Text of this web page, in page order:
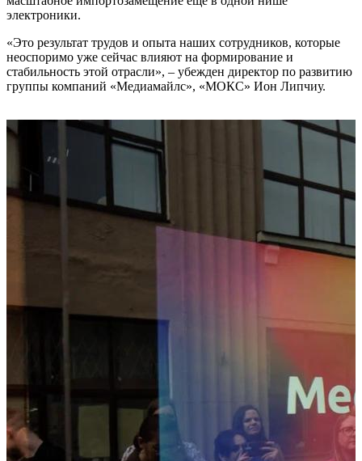
электроники.
«Это результат трудов и опыта наших сотрудников, которые
неоспоримо уже сейчас влияют на формирование и
стабильность этой отрасли», – убежден директор по развитию
группы компаний «Медиамайлс», «МОКС» Ион Липчиу.